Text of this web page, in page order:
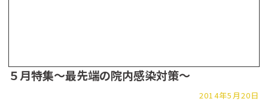
５月特集～最先端の院内感染対策～
2014年5月20日